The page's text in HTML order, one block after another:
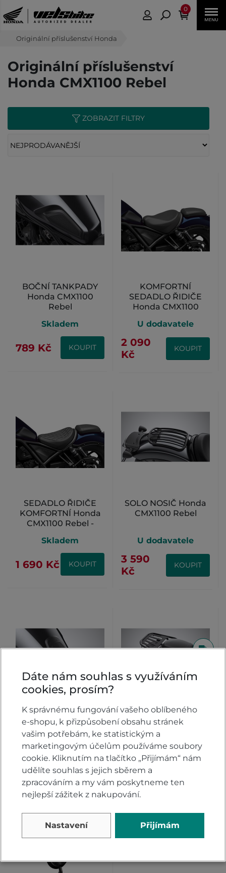
0
Originální příslušenství Honda
Originální příslušenství
Honda CMX1100 Rebel
ZOBRAZIT FILTRY
BOČNÍ TANKPADY
Honda CMX1100
Rebel
Skladem
789 Kč KOUPIT
KOMFORTNÍ
SEDADLO ŘIDIČE
Honda CMX1100
U dodavatele
2 090
Kč
KOUPIT
SEDADLO ŘIDIČE
KOMFORTNÍ Honda
CMX1100 Rebel -
Skladem
1 690 Kč KOUPIT
SOLO NOSIČ Honda
CMX1100 Rebel
U dodavatele
3 590
Kč
KOUPIT
TANKPAD NÁDRŽE
Honda CMX1100
Rebel
Skladem
419 Kč KOUPIT
Zadní nosič Honda
CMX1100 Rebel
Skladem
5 689
Kč
KOUPIT
Dáte nám souhlas s využíváním
cookies, prosím?
K správnému fungování vašeho oblíbeného
e-shopu, k přizpůsobení obsahu stránek
vašim potřebám, ke statistickým a
marketingovým účelům používáme soubory
cookie. Kliknutím na tlačítko „Přijímám“ nám
udělíte souhlas s jejich sběrem a
zpracováním a my vám poskytneme ten
nejlepší zážitek z nakupování.
Nastavení Přijímám